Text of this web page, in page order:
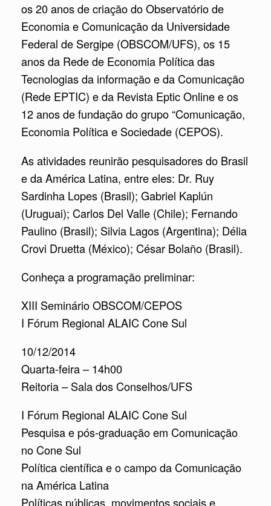
os 20 anos de criação do Observatório de
Economia e Comunicação da Universidade
Federal de Sergipe (OBSCOM/UFS), os 15
anos da Rede de Economia Política das
Tecnologias da informação e da Comunicação
(Rede EPTIC) e da Revista Eptic Online e os
12 anos de fundação do grupo “Comunicação,
Economia Política e Sociedade (CEPOS).
As atividades reunirão pesquisadores do Brasil
e da América Latina, entre eles: Dr. Ruy
Sardinha Lopes (Brasil); Gabriel Kaplún
(Uruguai); Carlos Del Valle (Chile); Fernando
Paulino (Brasil); Silvia Lagos (Argentina); Délia
Crovi Druetta (México); César Bolaño (Brasil).
Conheça a programação preliminar:
XIII Seminário OBSCOM/CEPOS
I Fórum Regional ALAIC Cone Sul
10/12/2014
Quarta-feira – 14h00
Reitoria – Sala dos Conselhos/UFS
I Fórum Regional ALAIC Cone Sul
Pesquisa e pós-graduação em Comunicação
no Cone Sul
Política científica e o campo da Comunicação
na América Latina
Políticas públicas, movimentos sociais e